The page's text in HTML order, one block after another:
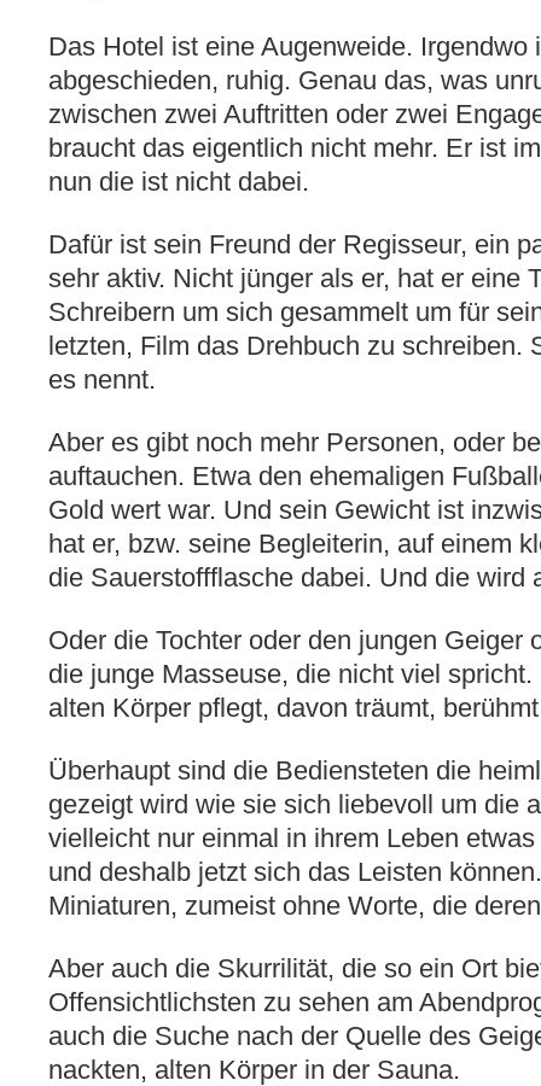
Das Hotel ist eine Augenweide. Irgendwo
abgeschieden, ruhig. Genau das, was
zwischen zwei Auftritten oder zwei
braucht das eigentlich nicht mehr. Er ist
nun die ist nicht dabei.
Dafür ist sein Freund der Regisseur, ein
sehr aktiv. Nicht jünger als er, hat er eine
Schreibern um sich gesammelt um für
letzten, Film das Drehbuch zu schreiben.
es nennt.
Aber es gibt noch mehr Personen, oder
auftauchen. Etwa den ehemaligen
Gold wert war. Und sein Gewicht ist
hat er, bzw. seine Begleiterin, auf einem
die Sauerstoffflasche dabei. Und die wird
Oder die Tochter oder den jungen Geiger
die junge Masseuse, die nicht viel
alten Körper pflegt, davon träumt,
Überhaupt sind die Bediensteten die
gezeigt wird wie sie sich liebevoll um die
vielleicht nur einmal in ihrem Leben
und deshalb jetzt sich das Leisten
Miniaturen, zumeist ohne Worte, die
Aber auch die Skurrilität, die so ein Ort
Offensichtlichsten zu sehen am
auch die Suche nach der Quelle des
nackten, alten Körper in der Sauna.